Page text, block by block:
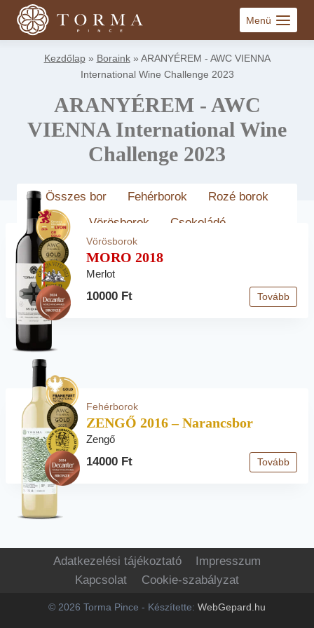
Skip
Menü
Kezdőlap» Boraink» ARANYÉREM - AWC VIENNA
International Wine Challenge 2023
ARANYÉREM - AWC
VIENNA International Wine
Challenge 2023
Összes bor Fehérborok
Rozé borok
Vörösborok
Csokoládé
Vörösborok
MORO 2018
Merlot
10000 Ft Tovább
Fehérborok
ZENGŐ 2016 – Narancsbor
Zengő
14000 Ft Tovább
Adatkezelési tájékoztató
Impresszum
Kapcsolat
Cookie-szabályzat
© 2026 Torma Pince - Készítette: WebGepard.hu